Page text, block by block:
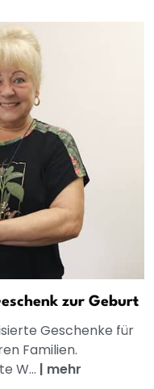
zur Geburt
Geschenke für
Familien.
W... | mehr